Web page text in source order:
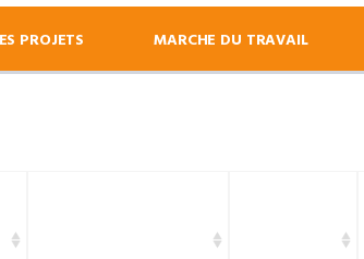
PROJETS MARCHE DU TRAVAIL